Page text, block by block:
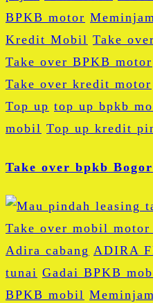
BPKB motor
Kredit Mobil Take over
Take over BPKB motor
Take over kredit motor
Top up top up bpkb
mobil Top up kredit
Take over bpkb Bogor
Adira cabang ADIRA
tunai Gadai BPKB
BPKB mobil